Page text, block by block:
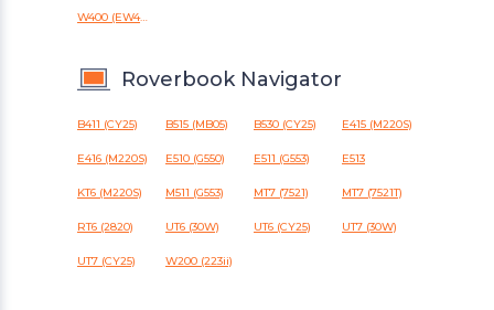
W400 (EW400)
Roverbook Navigator
B411 (CY25) B515 (MB05) B530 (CY25) E415 (M220S)
E416 (M220S) E510 (G550) E511 (G553) E513
KT6 (M220S) M511 (G553) MT7 (7521) MT7 (7521T)
RT6 (2820) UT6 (30W) UT6 (CY25) UT7 (30W)
UT7 (CY25) W200 (223ii)